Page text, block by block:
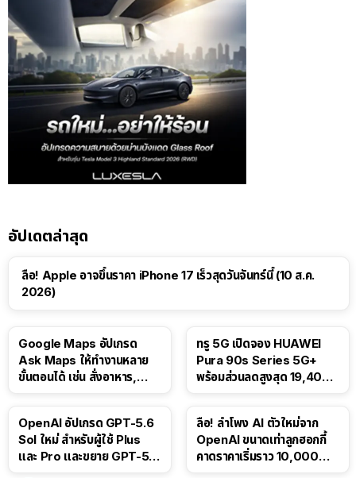
อัปเดตล่าสุด
ลือ! Apple อาจขึ้นราคา iPhone 17 เร็วสุดวันจันทร์นี้ (10 ส.ค.
2026)
Google Maps อัปเกรด
Ask Maps ให้ทำงานหลาย
ขั้นตอนได้ เช่น สั่งอาหาร,
ทรู 5G เปิดจอง HUAWEI
Pura 90s Series 5G+
พร้อมส่วนลดสูงสุด 19,400
OpenAI อัปเกรด GPT-5.6
Sol ใหม่ สำหรับผู้ใช้ Plus
และ Pro และขยาย GPT-5.6
ลือ! ลำโพง AI ตัวใหม่จาก
OpenAI ขนาดเท่าลูกฮอกกี้
คาดราคาเริ่มราว 10,000